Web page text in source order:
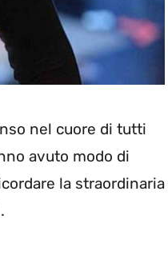
nel cuore di tutti
avuto modo di
la straordinaria